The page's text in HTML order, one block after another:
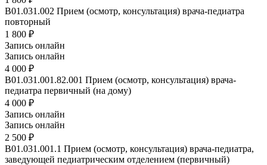
B01.031.002 Прием (осмотр, консультация) врача-педиатра
повторный
1 800 ₽
Запись онлайн
Запись онлайн
4 000 ₽
B01.031.001.82.001 Прием (осмотр, консультация) врача-
педиатра первичный (на дому)
4 000 ₽
Запись онлайн
Запись онлайн
2 500 ₽
B01.031.001.1 Прием (осмотр, консультация) врача-педиатра,
заведующей педиатрическим отделением (первичный)